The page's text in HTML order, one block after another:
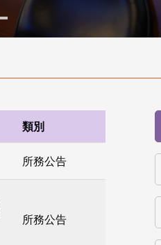
類別
所務公告
所務公告